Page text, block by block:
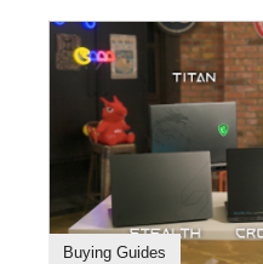
Buying Guides